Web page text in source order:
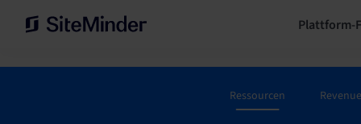
Plattform-
Ressourcen